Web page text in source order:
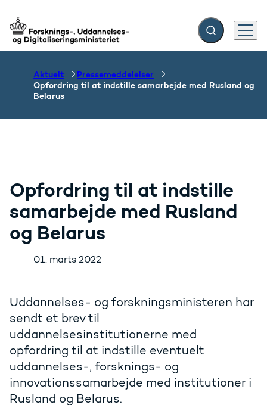
Gå til forsiden Fold søgefelt ud
Menu
Aktuelt
Pressemeddelelser
Opfordring til at indstille samarbejde med Rusland og
Belarus
Opfordring til at indstille
samarbejde med Rusland
og Belarus
01. marts 2022
Uddannelses- og forskningsministeren har
sendt et brev til
uddannelsesinstitutionerne med
opfordring til at indstille eventuelt
uddannelses-, forsknings- og
innovationssamarbejde med institutioner i
Rusland og Belarus.